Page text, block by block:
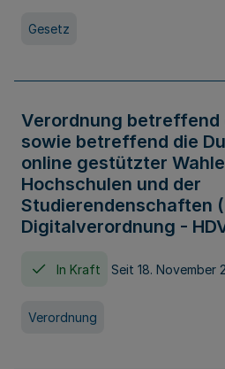
Gesetz
Verordnung betreffend
sowie betreffend die
online gestützter
Hochschulen und der
Studierendenschaften
Digitalverordnung -
In Kraft Seit 18. November
Verordnung